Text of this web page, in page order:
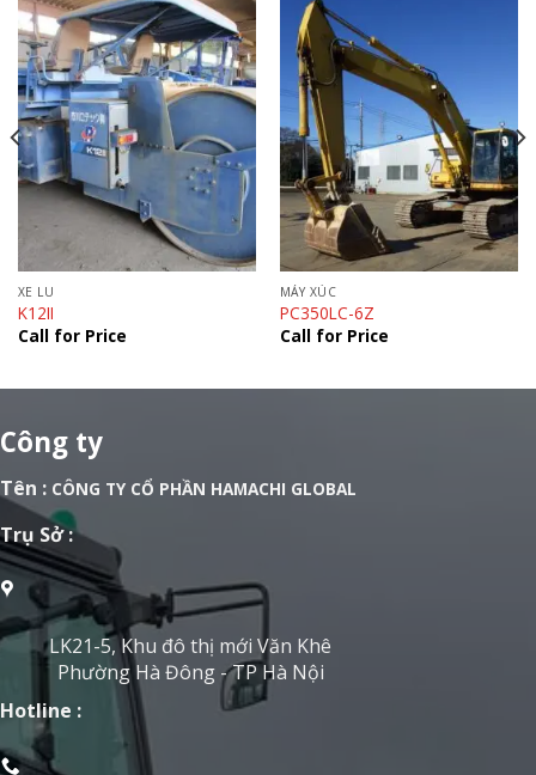
XE LU
K12II
Call for Price
MÁY XÚC
PC350LC-6Z
Call for Price
Công ty
Tên : CÔNG TY CỔ PHẦN HAMACHI GLOBAL
Trụ Sở :
LK21-5, Khu đô thị mới Văn Khê
Phường Hà Đông - TP Hà Nội
Hotline :